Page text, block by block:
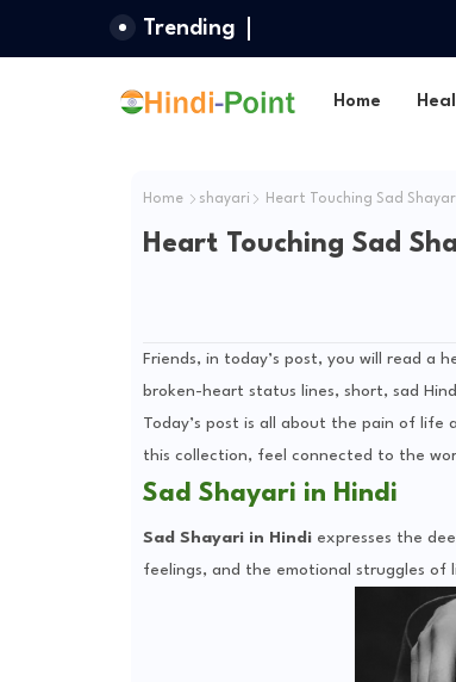
Trending
Home
Home shayari Heart Touching Sad Shayari
Heart Touching Sad
Friends, in today’s post, you will read a
broken-heart status lines, short, sad
Today’s post is all about the pain of life
this collection, feel connected to the
Sad Shayari in Hindi
Sad Shayari in Hindiexpresses the
feelings, and the emotional struggles of